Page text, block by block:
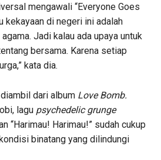
mengawali “Everyone Goes
kekayaan di negeri ini adalah
Jadi kalau ada upaya untuk
bersama. Karena setiap
kata dia.
dari album Love Bomb.
lagu psychedelic grunge
“Harimau! Harimau!” sudah cukup
binatang yang dilindungi